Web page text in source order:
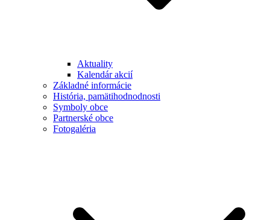
Aktuality
Kalendár akcií
Základné informácie
História, pamätihodnodnosti
Symboly obce
Partnerské obce
Fotogaléria